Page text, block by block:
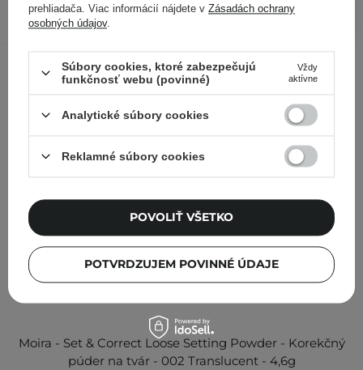
Kontrolovali aj ďalší zákazníci
Moira - Set & Correct Loose Setting Powder - Korekčný
púder na tvár - 002 Translucent - 4,6g
prehliadača. Viac informácií nájdete v Zásadách ochrany
osobných údajov.
Súbory cookies, ktoré zabezpečujú
funkčnosť webu (povinné)
Vždy
aktívne
Analytické súbory cookies
Reklamné súbory cookies
POTVRDZUJEM POVINNÉ ÚDAJE
POVOLIŤ VŠETKO